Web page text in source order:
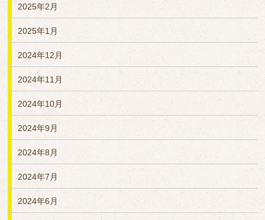
2025年2月
2025年1月
2024年12月
2024年11月
2024年10月
2024年9月
2024年8月
2024年7月
2024年6月